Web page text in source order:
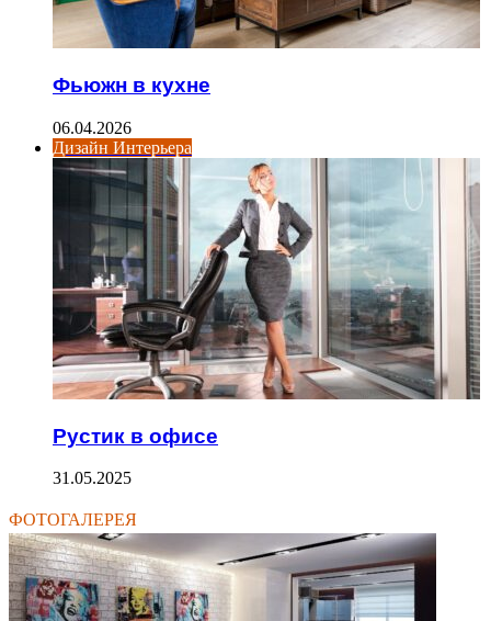
Фьюжн в кухне
06.04.2026
Дизайн Интерьера
Рустик в офисе
31.05.2025
ФОТОГАЛЕРЕЯ